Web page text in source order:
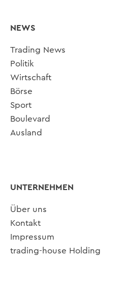
NEWS
Trading News
Politik
Wirtschaft
Börse
Sport
Boulevard
Ausland
UNTERNEHMEN
Über uns
Kontakt
Impressum
trading-house Holding